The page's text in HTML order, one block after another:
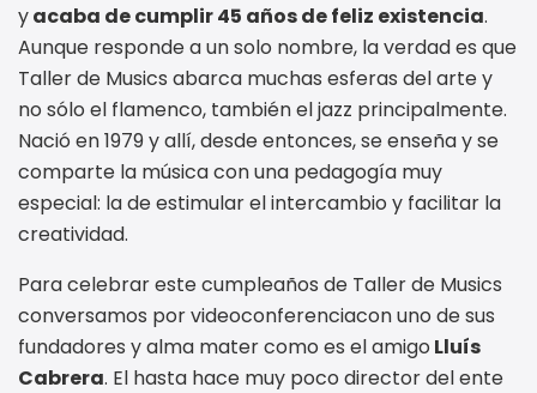
yacaba de cumplir 45 años de feliz existencia.
Aunque responde a un solo nombre, la verdad es que
Taller de Musics abarca muchas esferas del arte y
no sólo el flamenco, también el jazz principalmente.
Nació en 1979 y allí, desde entonces, se enseña y se
comparte la música con una pedagogía muy
especial: la de estimular el intercambio y facilitar la
creatividad.
Para celebrar este cumpleaños de Taller de Musics
conversamos por videoconferenciacon uno de sus
fundadores y alma mater como es el amigo Lluís
Cabrera. El hasta hace muy poco director del ente